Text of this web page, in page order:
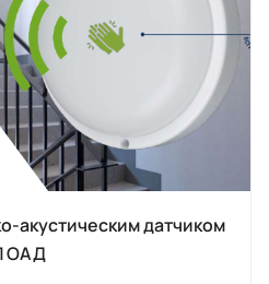
акустическим датчиком
ОАД